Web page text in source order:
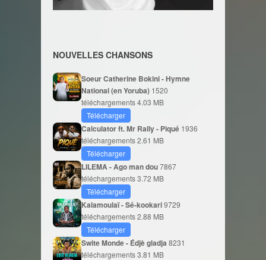
NOUVELLES CHANSONS
Soeur Catherine Bokini - Hymne
National (en Yoruba) 1520
téléchargements4.03 MB
Télécharger
Calculator ft. Mr Rally - Piqué 1936
téléchargements2.61 MB
Télécharger
LILEMA - Ago man dou7867
téléchargements3.72 MB
Télécharger
Kalamoulaï - Sé-kookari9729
téléchargements2.88 MB
Télécharger
Swite Monde - Édjè gladja 8231
téléchargements3.81 MB